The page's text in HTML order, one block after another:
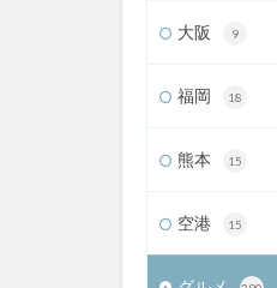
大阪 9
福岡 18
熊本 15
空港 15